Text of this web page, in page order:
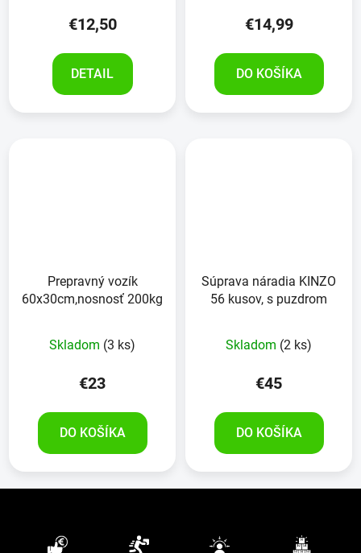
€12,50
DETAIL
€14,99
DO KOŠÍKA
Prepravný vozík
60x30cm,nosnosť 200kg
Skladom (3 ks)
€23
DO KOŠÍKA
Súprava náradia KINZO
56 kusov, s puzdrom
Skladom (2 ks)
€45
DO KOŠÍKA